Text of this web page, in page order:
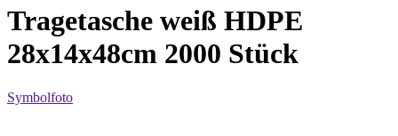
Tragetasche weiß HDPE
28x14x48cm 2000 Stück
Symbolfoto